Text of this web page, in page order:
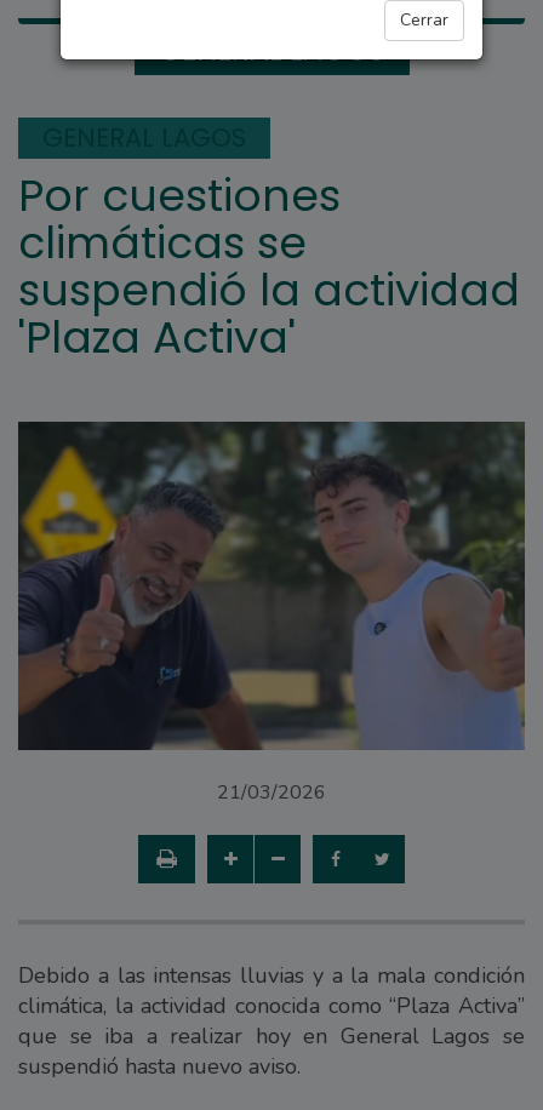
Cerrar
GENERAL LAGOS
Por cuestiones
climáticas se
suspendió la actividad
'Plaza Activa'
21/03/2026
Debido a las intensas lluvias y a la mala condición
climática, la actividad conocida como “Plaza Activa”
que se iba a realizar hoy en General Lagos se
suspendió hasta nuevo aviso.